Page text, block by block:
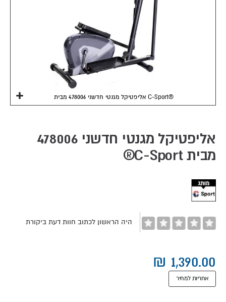
אליפטיקל מגנטי חדשני 478006 מבית C-Sport®
beginning
of
gallery
אליפטיקל מגנטי חדשני 478006
מבית C-Sport®
היה הראשון לכתוב חוות דעת ביקורת
אחריות למחיר